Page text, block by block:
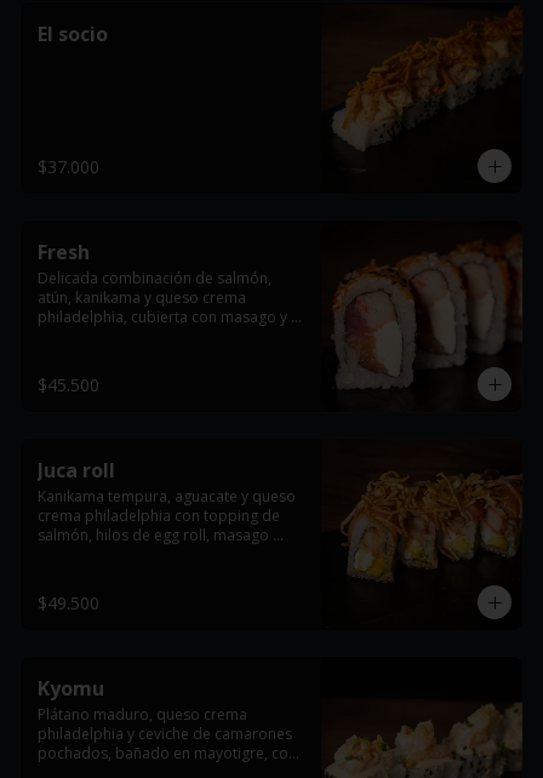
El socio
$37.000
Fresh
Delicada combinación de salmón,
atún, kanikama y queso crema
philadelphia, cubierta con masago y
$45.500
Juca roll
Kanikama tempura, aguacate y queso
crema philadelphia con topping de
salmón, hilos de egg roll, masago
$49.500
Kyomu
Plátano maduro, queso crema
philadelphia y ceviche de camarones
pochados, bañado en mayotigre, con